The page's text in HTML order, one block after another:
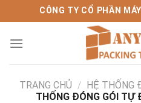
qua
nội
CÔNG TY CỔ PHẦN
TRANG CHỦ / HỆ THỐNG
THỐNG ĐÓNG GÓI TỰ